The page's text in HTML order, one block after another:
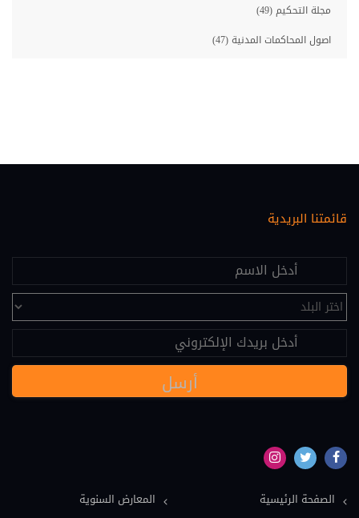
مجلة التحكيم (49)
اصول المحاكمات المدنية (47)
عقاري (30)
علم النفس (25)
تحكيم (24)
عقود دولية (24)
نصوص قانونية (20)
مسؤولية طبية (19)
نماذج دعاوى ونماذج عقود (16)
قائمتنا البريدية
المعارض السنوية
الصفحة الرئيسية